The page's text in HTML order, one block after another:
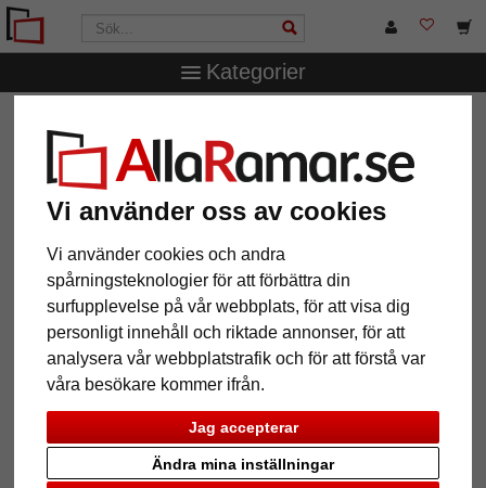
Vi använder oss av cookies
Vi använder cookies och andra
spårningsteknologier för att förbättra din
surfupplevelse på vår webbplats, för att visa dig
personligt innehåll och riktade annonser, för att
analysera vår webbplatstrafik och för att förstå var
våra besökare kommer ifrån.
Jag accepterar
Ändra mina inställningar
Kategorier
mm strukturpapper-passepartout efter mått
1,3 mm strukturpapper-
passepartout efter mått
Pictures Preview